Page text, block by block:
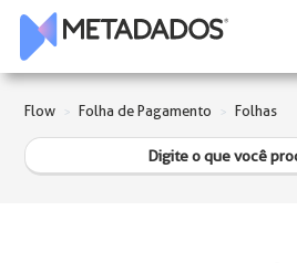
Flow Folha de Pagamento Folhas